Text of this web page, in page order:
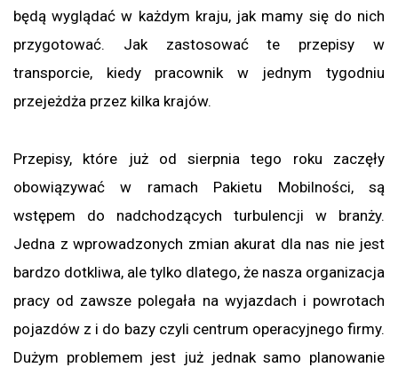
będą wyglądać w każdym kraju, jak mamy się do nich
przygotować. Jak zastosować te przepisy w
transporcie, kiedy pracownik w jednym tygodniu
przejeżdża przez kilka krajów.
Przepisy, które już od sierpnia tego roku zaczęły
obowiązywać w ramach Pakietu Mobilności, są
wstępem do nadchodzących turbulencji w branży.
Jedna z wprowadzonych zmian akurat dla nas nie jest
bardzo dotkliwa, ale tylko dlatego, że nasza organizacja
pracy od zawsze polegała na wyjazdach i powrotach
pojazdów z i do bazy czyli centrum operacyjnego firmy.
Dużym problemem jest już jednak samo planowanie